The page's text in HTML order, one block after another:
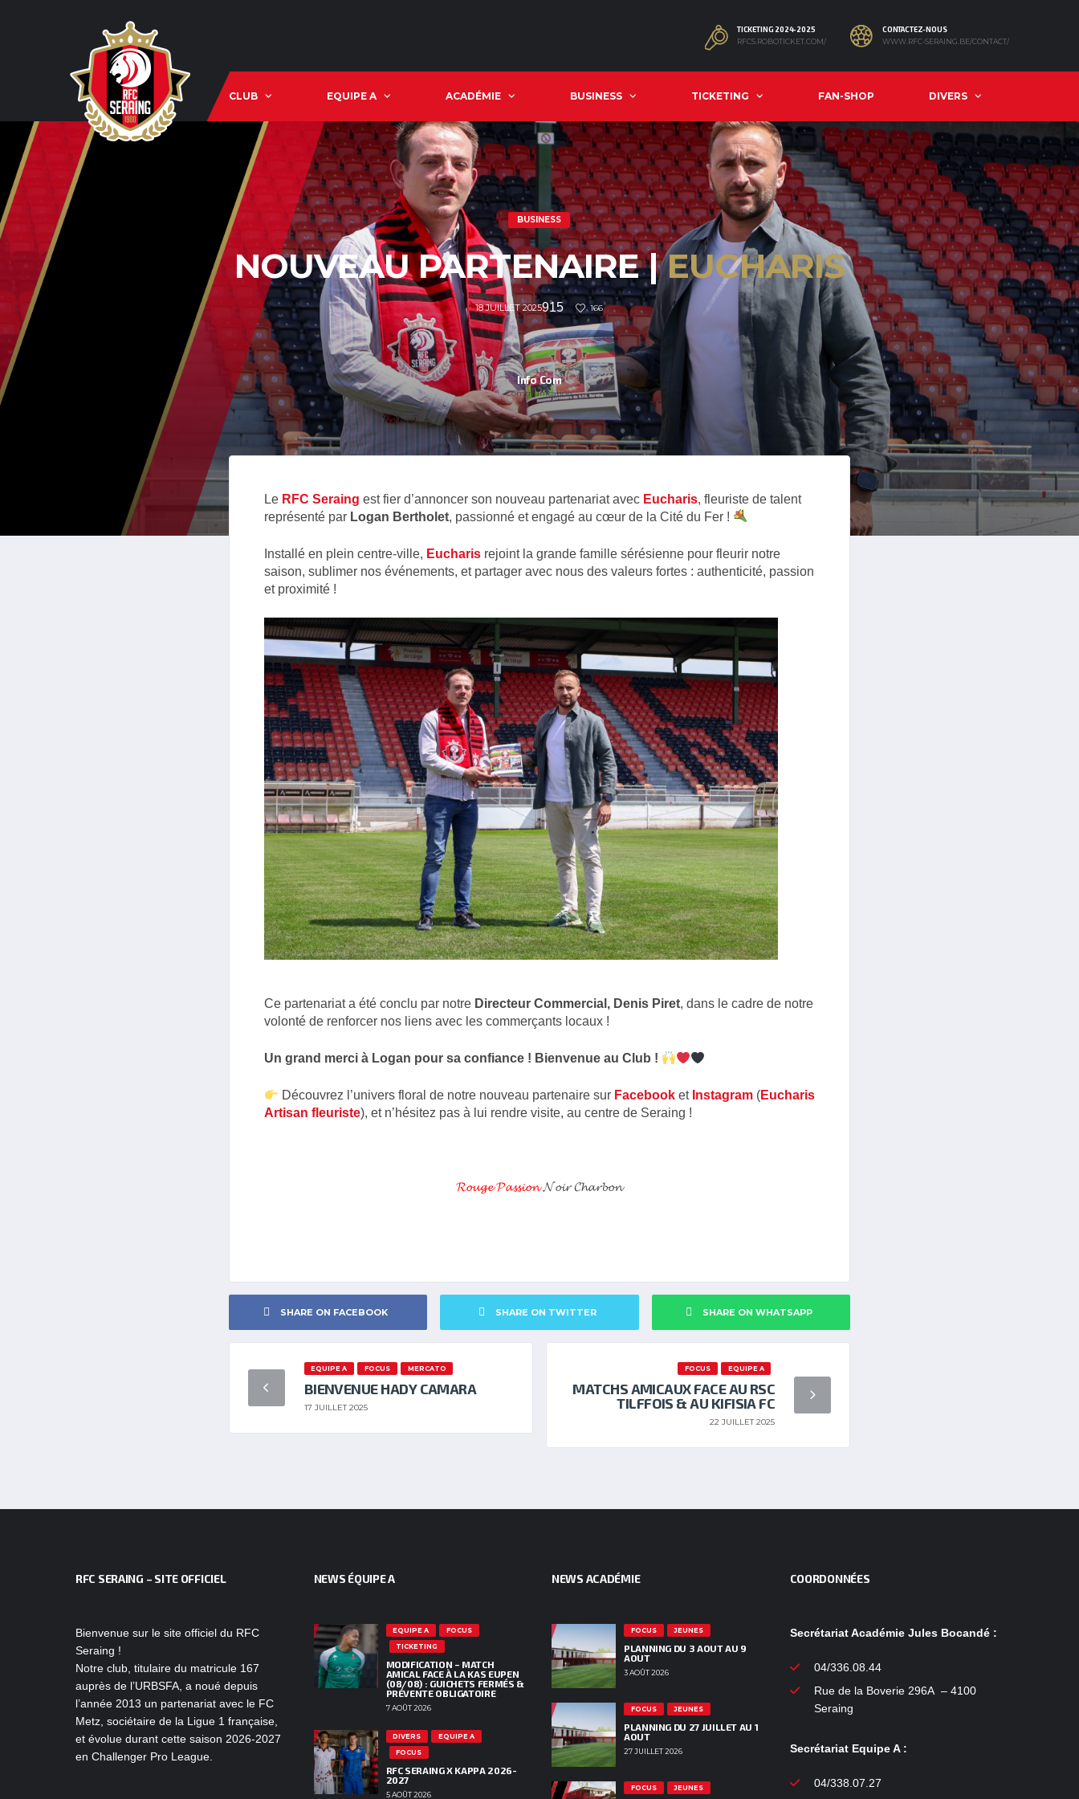
TICKETING 2024-2025
RFCS.ROBOTICKET.COM/
CONTACTEZ-NOUS
WWW.RFC-SERAING.BE/CONTACT/
CLUB EQUIPE A ACADÉMIE BUSINESS TICKETING FAN-SHOP DIVERS
BUSINESS
NOUVEAU PARTENAIRE |EUCHARIS
18 JUILLET 2025915 166
Info Com
Communication
Le RFC Seraing est fier d’annoncer son nouveau partenariat avec Eucharis, fleuriste de talent
représenté par Logan Bertholet, passionné et engagé au cœur de la Cité du Fer !
Installé en plein centre-ville, Eucharisrejoint la grande famille sérésienne pour fleurir notre
saison, sublimer nos événements, et partager avec nous des valeurs fortes : authenticité, passion
et proximité !
Ce partenariat a été conclu par notreDirecteur Commercial, Denis Piret, dans le cadre de notre
volonté de renforcer nos liens avec les commerçants locaux !
Un grand merci à Logan pour sa confiance ! Bienvenue au Club !
Découvrez l’univers floral de notre nouveau partenaire sur Facebooket Instagram(Eucharis
Artisan fleuriste), et n’hésitez pas à lui rendre visite, au centre de Seraing !
𝓡𝓸𝓾𝓰𝓮 𝓟𝓪𝓼𝓼𝓲𝓸𝓷𝓝𝓸𝓲𝓻 𝓒𝓱𝓪𝓻𝓫𝓸𝓷
SHARE ON FACEBOOK SHARE ON TWITTER SHARE ON WHATSAPP
EQUIPE A FOCUS MERCATO
BIENVENUE HADY CAMARA
17 JUILLET 2025
EQUIPE A
FOCUS
MATCHS AMICAUX FACE AU RSC
TILFFOIS & AU KIFISIA FC
22 JUILLET 2025
RFC SERAING – SITE OFFICIEL
Bienvenue sur le site officiel du RFC
Seraing !
Notre club, titulaire du matricule 167
auprès de l’URBSFA, a noué depuis
l’année 2013 un partenariat avec le FC
Metz, sociétaire de la Ligue 1 française,
et évolue durant cette saison 2026-2027
en Challenger Pro League.
NEWS ÉQUIPE A
EQUIPE A
FOCUS
TICKETING
MODIFICATION – MATCH
AMICAL FACE À LA KAS EUPEN
(08/08) : GUICHETS FERMÉS &
PRÉVENTE OBLIGATOIRE
7 AOÛT 2026
DIVERS
EQUIPE A
FOCUS
RFC SERAING X KAPPA 2026-
2027
5 AOÛT 2026
NEWS ACADÉMIE
FOCUS JEUNES
PLANNING DU 3 AOUT AU 9
AOUT
3 AOÛT 2026
FOCUS JEUNES
PLANNING DU 27 JUILLET AU 1
AOUT
27 JUILLET 2026
FOCUS JEUNES
COORDONNÉES
Secrétariat Académie Jules Bocandé :
04/336.08.44
Rue de la Boverie 296A – 4100
Seraing
Secrétariat Equipe A :
04/338.07.27